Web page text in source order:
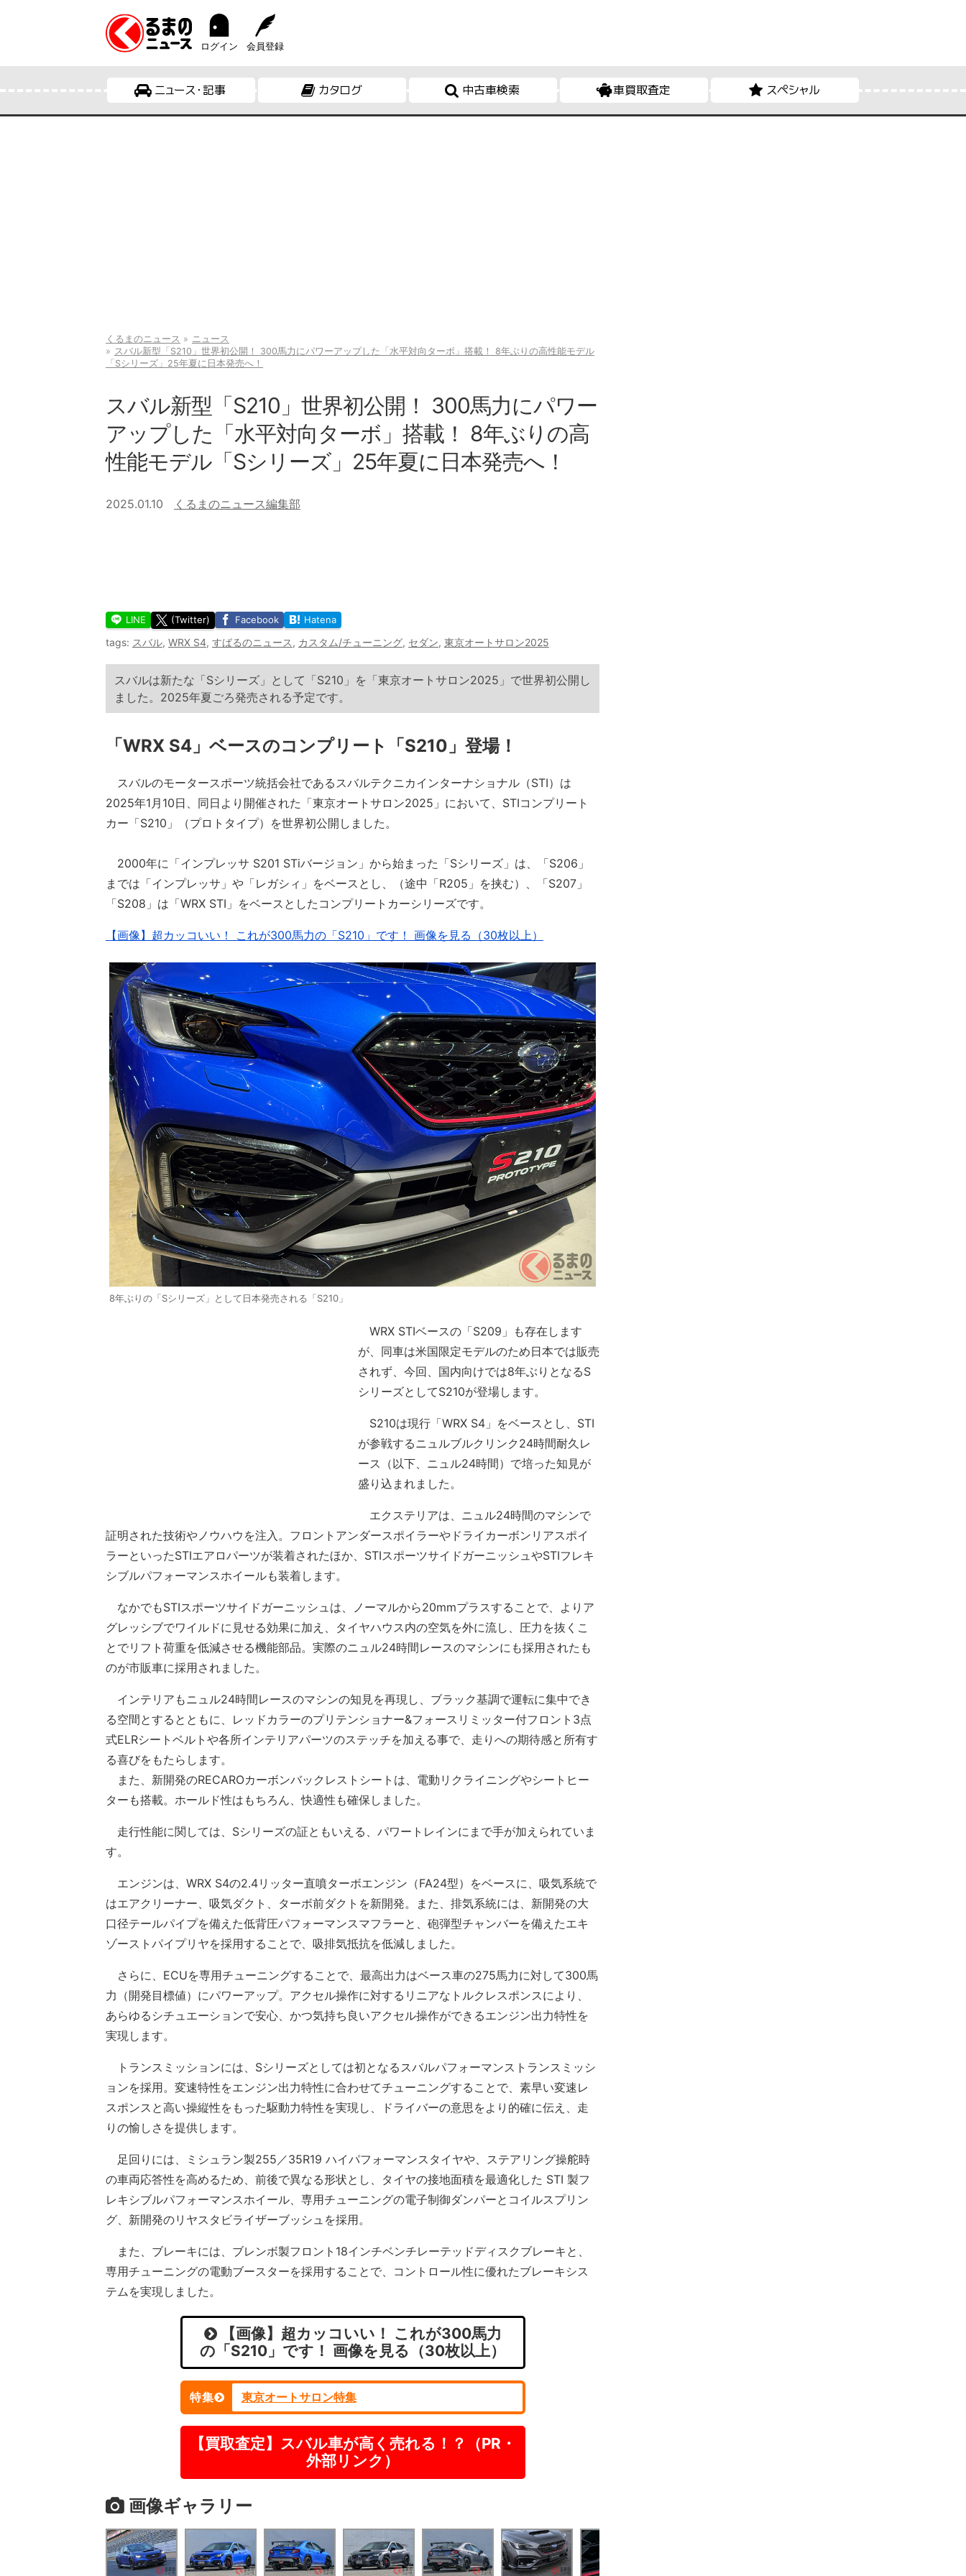
ログイン 会員登録
ニュース・記事 カタログ 中古車検索 車買取査定 スペシャル
くるまのニュース
ニュース
スバル新型「S210」世界初公開！ 300馬力にパワーアップした「水平対向ターボ」搭載！ 8年ぶりの高性能モデル
「Sシリーズ」25年夏に日本発売へ！
スバル新型「S210」世界初公開！ 300馬力にパワー
アップした「水平対向ターボ」搭載！ 8年ぶりの高
性能モデル「Sシリーズ」25年夏に日本発売へ！
2025.01.10 くるまのニュース編集部
LINE (Twitter) Facebook Hatena
tags: スバル, WRX S4, すばるのニュース, カスタム/チューニング, セダン, 東京オートサロン2025
スバルは新たな「Sシリーズ」として「S210」を「東京オートサロン2025」で世界初公開し
ました。2025年夏ごろ発売される予定です。
「WRX S4」ベースのコンプリート「S210」登場！
スバルのモータースポーツ統括会社であるスバルテクニカインターナショナル（STI）は
2025年1月10日、同日より開催された「東京オートサロン2025」において、STIコンプリート
カー「S210」（プロトタイプ）を世界初公開しました。
2000年に「インプレッサ S201 STiバージョン」から始まった「Sシリーズ」は、「S206」
までは「インプレッサ」や「レガシィ」をベースとし、（途中「R205」を挟む）、「S207」
「S208」は「WRX STI」をベースとしたコンプリートカーシリーズです。
【画像】超カッコいい！ これが300馬力の「S210」です！ 画像を見る（30枚以上）
8年ぶりの「Sシリーズ」として日本発売される「S210」
WRX STIベースの「S209」も存在します
が、同車は米国限定モデルのため日本では販売
されず、今回、国内向けでは8年ぶりとなるS
シリーズとしてS210が登場します。
S210は現行「WRX S4」をベースとし、STI
が参戦するニュルブルクリンク24時間耐久レ
ース（以下、ニュル24時間）で培った知見が
盛り込まれました。
エクステリアは、ニュル24時間のマシンで
証明された技術やノウハウを注入。フロントアンダースポイラーやドライカーボンリアスポイ
ラーといったSTIエアロパーツが装着されたほか、STIスポーツサイドガーニッシュやSTIフレキ
シブルパフォーマンスホイールも装着します。
なかでもSTIスポーツサイドガーニッシュは、ノーマルから20mmプラスすることで、よりア
グレッシブでワイルドに見せる効果に加え、タイヤハウス内の空気を外に流し、圧力を抜くこ
とでリフト荷重を低減させる機能部品。実際のニュル24時間レースのマシンにも採用されたも
のが市販車に採用されました。
インテリアもニュル24時間レースのマシンの知見を再現し、ブラック基調で運転に集中でき
る空間とするとともに、レッドカラーのプリテンショナー&フォースリミッター付フロント3点
式ELRシートベルトや各所インテリアパーツのステッチを加える事で、走りへの期待感と所有す
る喜びをもたらします。
また、新開発のRECAROカーボンバックレストシートは、電動リクライニングやシートヒー
ターも搭載。ホールド性はもちろん、快適性も確保しました。
走行性能に関しては、Sシリーズの証ともいえる、パワートレインにまで手が加えられていま
す。
エンジンは、WRX S4の2.4リッター直噴ターボエンジン（FA24型）をベースに、吸気系統で
はエアクリーナー、吸気ダクト、ターボ前ダクトを新開発。また、排気系統には、新開発の大
口径テールパイプを備えた低背圧パフォーマンスマフラーと、砲弾型チャンバーを備えたエキ
ゾーストパイプリヤを採用することで、吸排気抵抗を低減しました。
さらに、ECUを専用チューニングすることで、最高出力はベース車の275馬力に対して300馬
力（開発目標値）にパワーアップ。アクセル操作に対するリニアなトルクレスポンスにより、
あらゆるシチュエーションで安心、かつ気持ち良いアクセル操作ができるエンジン出力特性を
実現します。
トランスミッションには、Sシリーズとしては初となるスバルパフォーマンストランスミッシ
ョンを採用。変速特性をエンジン出力特性に合わせてチューニングすることで、素早い変速レ
スポンスと高い操縦性をもった駆動力特性を実現し、ドライバーの意思をより的確に伝え、走
りの愉しさを提供します。
足回りには、ミシュラン製255／35R19 ハイパフォーマンスタイヤや、ステアリング操舵時
の車両応答性を高めるため、前後で異なる形状とし、タイヤの接地面積を最適化した STI 製フ
レキシブルパフォーマンスホイール、専用チューニングの電子制御ダンパーとコイルスプリン
グ、新開発のリヤスタビライザーブッシュを採用。
また、ブレーキには、ブレンボ製フロント18インチベンチレーテッドディスクブレーキと、
専用チューニングの電動ブースターを採用することで、コントロール性に優れたブレーキシス
テムを実現しました。
【画像】超カッコいい！ これが300馬力
の「S210」です！ 画像を見る（30枚以上）
特集 東京オートサロン特集
【買取査定】スバル車が高く売れる！？（PR・
外部リンク）
画像ギャラリー